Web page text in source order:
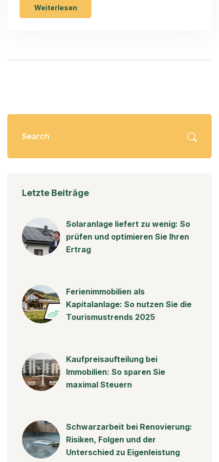
Weiterlesen
Letzte Beiträge
Solaranlage liefert zu wenig: So
prüfen und optimieren Sie Ihren
Ertrag
Ferienimmobilien als
Kapitalanlage: So nutzen Sie die
Tourismustrends 2025
Kaufpreisaufteilung bei
Immobilien: So sparen Sie
maximal Steuern
Schwarzarbeit bei Renovierung:
Risiken, Folgen und der
Unterschied zu Eigenleistung